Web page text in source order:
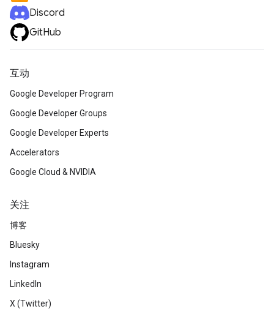
Discord
GitHub
互动
Google Developer Program
Google Developer Groups
Google Developer Experts
Accelerators
Google Cloud & NVIDIA
关注
博客
Bluesky
Instagram
LinkedIn
X (Twitter)